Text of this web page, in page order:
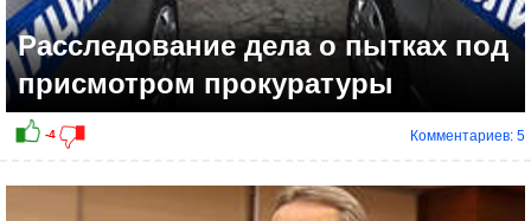
Расследование дела о пытках под
присмотром прокуратуры
Комментариев: 5